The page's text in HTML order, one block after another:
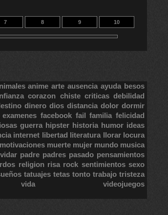
7 8 9 10
anime arte ausencia ayuda besos
corazon chiste criticas debilidad
dinero dios distancia dolor dormir
examenes facebook fail familia felicidad
guerra hipster historia humor ideas
internet libertad literatura llorar locura
motivaciones muerte mujer mundo musica
padre padres pasado pensamientos
religion risa rock sentimientos sexo
tatuajes tetas tonto trabajo tristeza
vida videojuegos